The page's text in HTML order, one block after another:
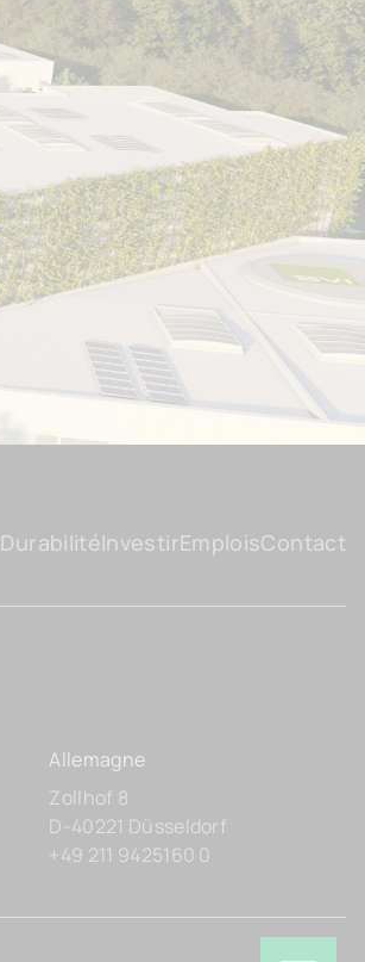
DurabilitéInvestirEmploisContact
Allemagne
Zollhof 8
D-40221 Düsseldorf
+49 211 9425160 0